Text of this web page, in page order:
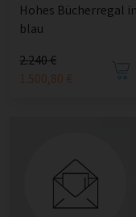
Hohes Bücherregal in
blau
2.240 €
1.500,80 €